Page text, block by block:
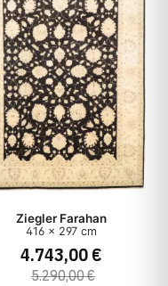
Ziegler Farahan
416 x 297 cm
4.743,00 €
5.290,00 €